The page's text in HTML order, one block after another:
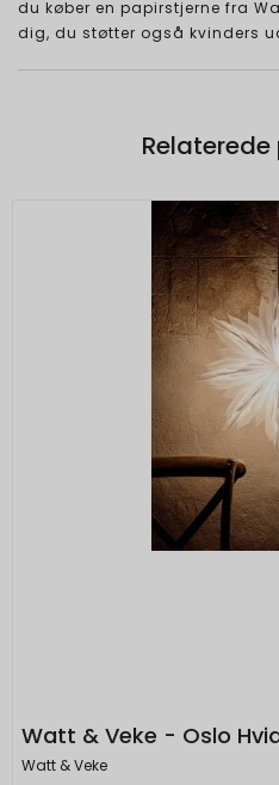
du køber en papirstjerne fra
dig, du støtter også kvinders
Watt & Veke - Oslo
Watt & Veke